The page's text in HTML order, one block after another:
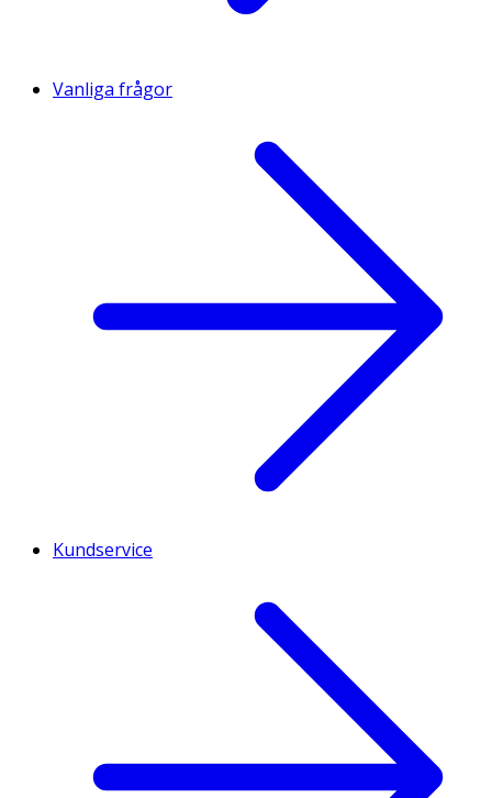
Vanliga frågor
Kundservice